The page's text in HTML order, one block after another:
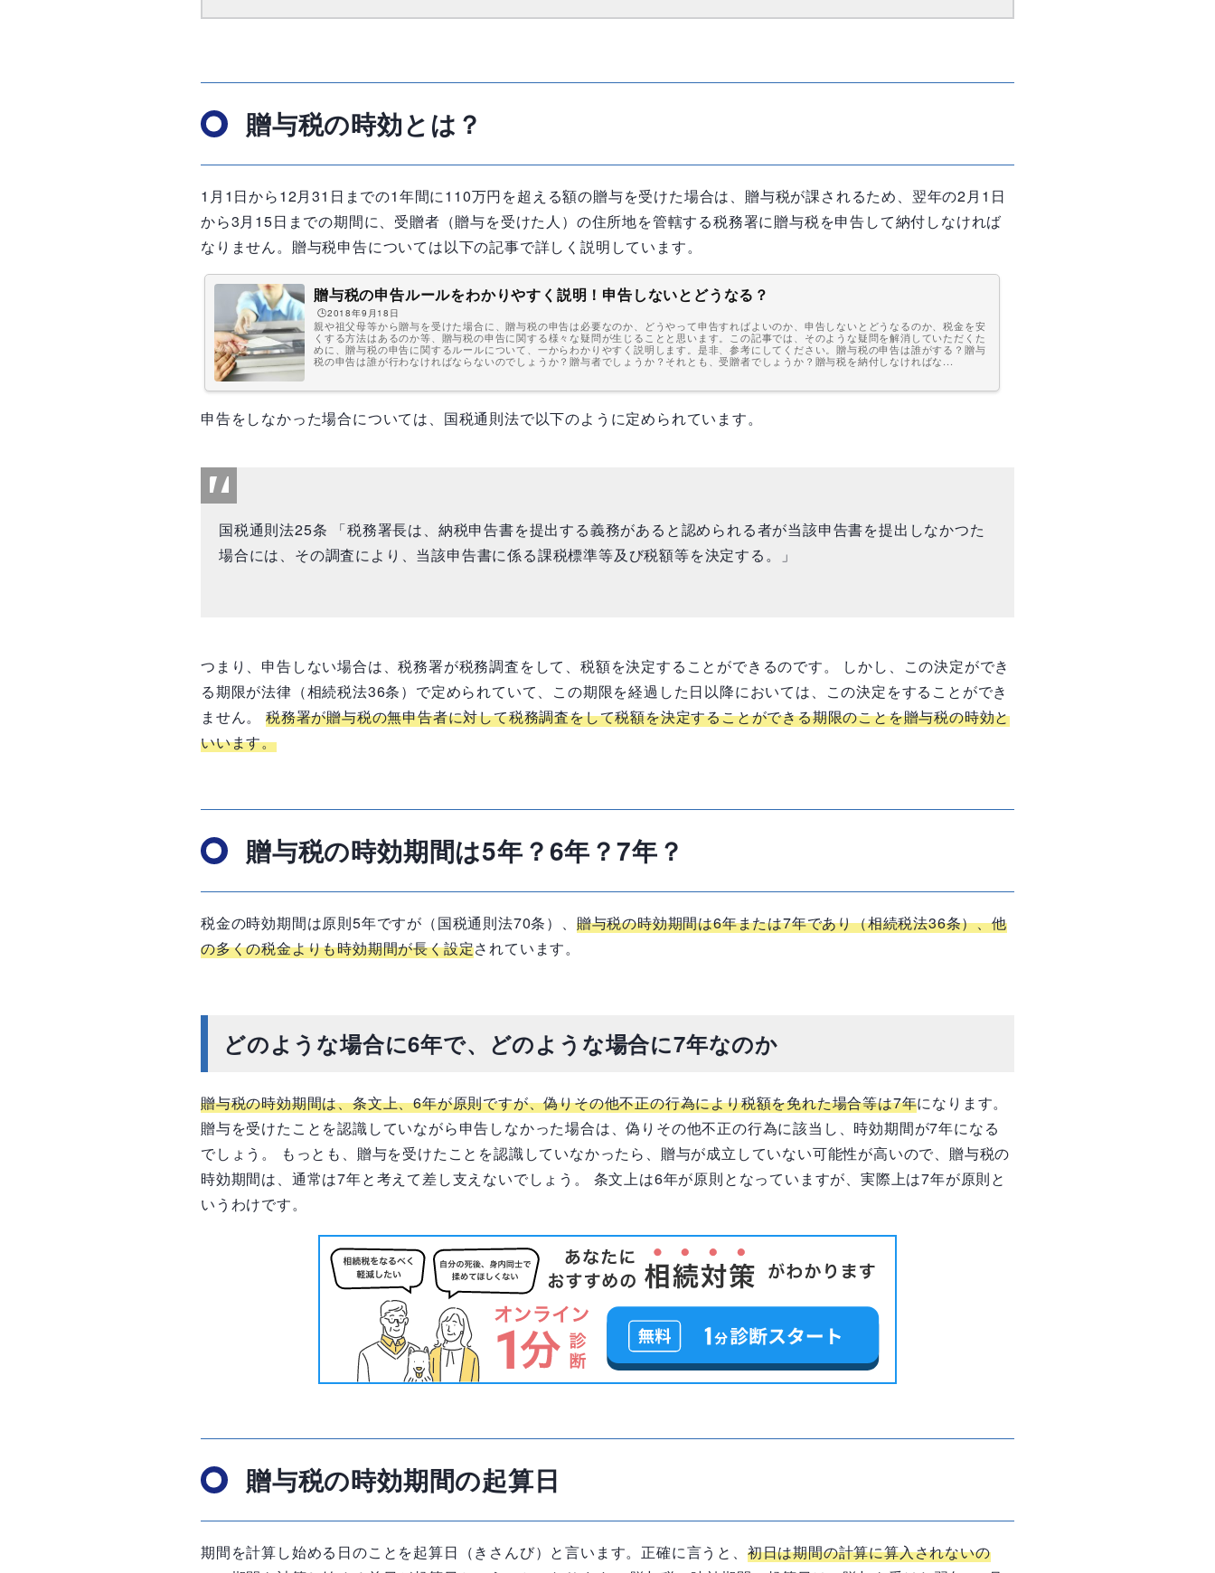
贈与税の時効とは？
1月1日から12月31日までの1年間に110万円を超える額の贈与を受けた場合は、贈与税が課されるため、翌年の2月1日
から3月15日までの期間に、受贈者（贈与を受けた人）の住所地を管轄する税務署に贈与税を申告して納付しなければ
なりません。贈与税申告については以下の記事で詳しく説明しています。
贈与税の申告ルールをわかりやすく説明！申告しないとどうなる？
🕒️2018年9月18日
親や祖父母等から贈与を受けた場合に、贈与税の申告は必要なのか、どうやって申告すればよいのか、申告しないとどうなるのか、税金を安
くする方法はあるのか等、贈与税の申告に関する様々な疑問が生じることと思います。この記事では、そのような疑問を解消していただくた
めに、贈与税の申告に関するルールについて、一からわかりやすく説明します。是非、参考にしてください。贈与税の申告は誰がする？贈与
税の申告は誰が行わなければならないのでしょうか？贈与者でしょうか？それとも、受贈者でしょうか？贈与税を納付しなければな...
申告をしなかった場合については、国税通則法で以下のように定められています。
国税通則法25条 「税務署長は、納税申告書を提出する義務があると認められる者が当該申告書を提出しなかつた
場合には、その調査により、当該申告書に係る課税標準等及び税額等を決定する。」
つまり、申告しない場合は、税務署が税務調査をして、税額を決定することができるのです。 しかし、この決定ができ
る期限が法律（相続税法36条）で定められていて、この期限を経過した日以降においては、この決定をすることができ
ません。 税務署が贈与税の無申告者に対して税務調査をして税額を決定することができる期限のことを贈与税の時効と
いいます。
贈与税の時効期間は5年？6年？7年？
税金の時効期間は原則5年ですが（国税通則法70条）、 贈与税の時効期間は6年または7年であり（相続税法36条）、他
の多くの税金よりも時効期間が長く設定されています。
どのような場合に6年で、どのような場合に7年なのか
贈与税の時効期間は、条文上、6年が原則ですが、偽りその他不正の行為により税額を免れた場合等は7年になります。
贈与を受けたことを認識していながら申告しなかった場合は、偽りその他不正の行為に該当し、時効期間が7年になる
でしょう。 もっとも、贈与を受けたことを認識していなかったら、贈与が成立していない可能性が高いので、贈与税の
時効期間は、通常は7年と考えて差し支えないでしょう。 条文上は6年が原則となっていますが、実際上は7年が原則と
いうわけです。
贈与税の時効期間の起算日
期間を計算し始める日のことを起算日（きさんび）と言います。正確に言うと、 初日は期間の計算に算入されないの